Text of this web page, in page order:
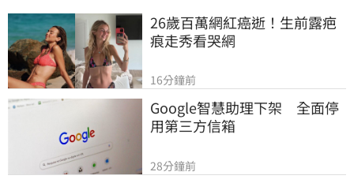
26歲百萬網紅癌逝！生前露疤
痕走秀看哭網
16分鐘前
Google智慧助理下架　全面停
用第三方信箱
28分鐘前